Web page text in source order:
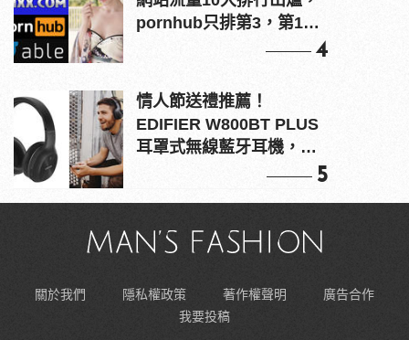
pornhub只排第3，第1名
4
情人節送禮推薦！
EDIFIER W800BT PLUS
耳罩式無線藍牙耳機，在
5
關於我們 隱私權政策 著作權聲明
廣告合作
我要投稿